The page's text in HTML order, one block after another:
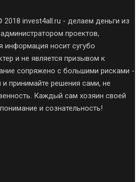
invest4all.ru - делаем деньги из
проектов,
информация носит сугубо
и не является призывом к
сопряжено с большими рисками -
принимайте решения сами, не
Каждый сам хозяин своей
и сознательность!